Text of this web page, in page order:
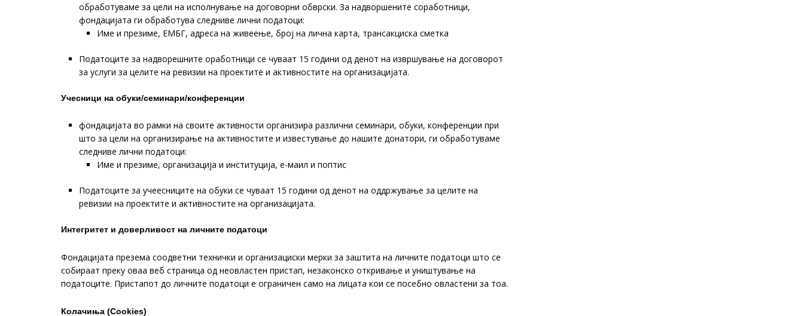
обработуваме за цели на исполнување на договорни обврски. За надворшените соработници,
фондацијата ги обработува следниве лични податоци:
Име и презиме, ЕМБГ, адреса на живеење, број на лична карта, трансакциска сметка
Податоците за надворешните оработници се чуваат 15 години од денот на извршување на договорот
за услуги за целите на ревизии на проектите и активностите на организацијата.
Учесници на обуки/семинари/конференции
фондацијата во рамки на своите активности организира различни семинари, обуки, конференции при
што за цели на организирање на активностите и известување до нашите донатори, ги обработуваме
следниве лични податоци:
Име и презиме, организација и институција, е-маил и поптис
Податоците за учеесниците на обуки се чуваат 15 години од денот на оддржување за целите на
ревизии на проектите и активностите на организацијата.
Интегритет и доверливост на личните податоци
Фондацијата презема соодветни технички и организациски мерки за заштита на личните податоци што се
собираат преку оваа веб страница од неовластен пристап, незаконско откривање и уништување на
податоците. Пристапот до личните податоци е ограничен само на лицата кои се посебно овластени за тоа.
Колачиња (Cookies)